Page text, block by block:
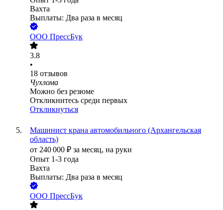
Вахта
Выплаты: Два раза в месяц
ООО ПрессБук
3.8
•
18 отзывов
Чухлома
Можно без резюме
Откликнитесь среди первых
Откликнуться
Машинист крана автомобильного (Архангельская
область)
от 240 000 ₽ за месяц, на руки
Опыт 1-3 года
Вахта
Выплаты: Два раза в месяц
ООО ПрессБук